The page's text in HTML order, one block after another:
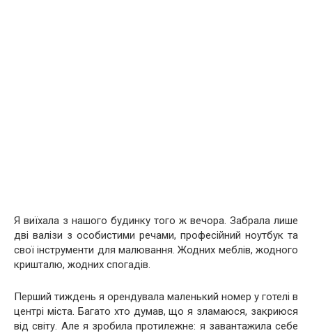
Я виїхала з нашого будинку того ж вечора. Забрала лише
дві валізи з особистими речами, професійний ноутбук та
свої інструменти для малювання. Жодних меблів, жодного
кришталю, жодних спогадів.
Перший тиждень я орендувала маленький номер у готелі в
центрі міста. Багато хто думав, що я зламаюся, закриюся
від світу. Але я зробила протилежне: я завантажила себе